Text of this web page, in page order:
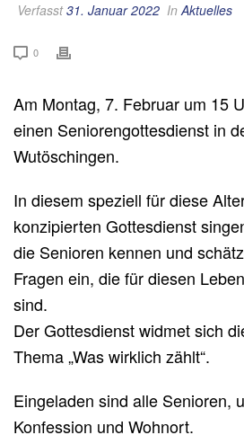
Verfasst31. Januar 2022 InAktuelles
0
Am Montag, 7. Februar um 15
einen Seniorengottesdienst in
Wutöschingen.
In diesem speziell für diese
konzipierten Gottesdienst
die Senioren kennen und
Fragen ein, die für diesen
sind.
Der Gottesdienst widmet sich
Thema „Was wirklich zählt“.
Eingeladen sind alle Senioren,
Konfession und Wohnort.